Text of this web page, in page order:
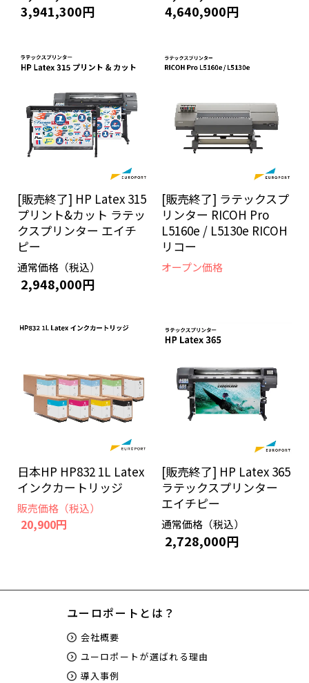
3,941,300円
4,640,900円
[販売終了] HP Latex 315
プリント&カット ラテッ
クスプリンター エイチ
ピー
通常価格（税込）
2,948,000円
[販売終了] ラテックスプ
リンター RICOH Pro
L5160e / L5130e RICOH
リコー
オープン価格
日本HP HP832 1L Latex
インクカートリッジ
販売価格（税込）
20,900円
[販売終了] HP Latex 365
ラテックスプリンター
エイチピー
通常価格（税込）
2,728,000円
ユーロポートとは？
会社概要
ユーロポートが選ばれる理由
導入事例